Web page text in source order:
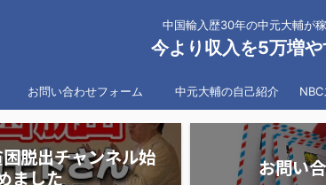
中国輸入歴30年の中元大輔が
今より収入を5万増
お問い合わせフォーム 中元大輔の自己紹介
脱出チャンネル始
ました
お問い